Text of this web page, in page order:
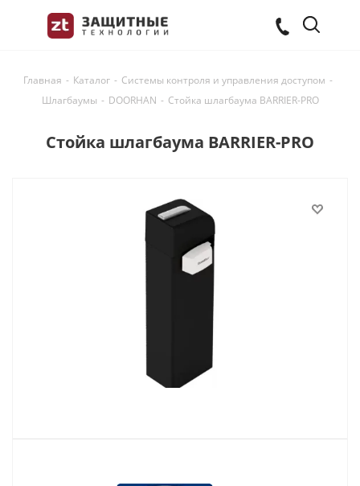
Главная - Каталог - Системы контроля и управления доступом -
Шлагбаумы - DOORHAN - Стойка шлагбаума BARRIER-PRO
Стойка шлагбаума BARRIER-PRO